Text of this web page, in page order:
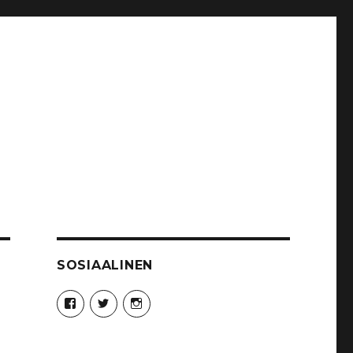
SOSIAALINEN
Näytä
Syncro89Photography:n
profiili
Näytä
MikaelJohnsson:n
profiili
Näytä
syncro89:n